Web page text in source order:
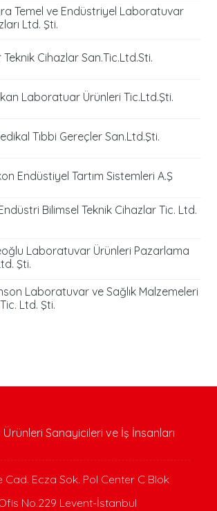
Temel ve Endüstriyel Laboratuvar
Ltd. Şti.
Cihazlar San.Tic.Ltd.Sti.
Laboratuar Ürünleri Tic.Ltd.Şti.
Tıbbi Gereçler San.Ltd.Şti.
Endüstiyel Tartım Sistemleri A.Ş
Bilimsel Teknik Cihazlar Tic. Ltd.
Laboratuvar Ürünleri Pazarlama
Şti.
Laboratuvar ve Sağlık Malzemeleri
Ltd. Şti.
Sanayicileri ve İş İnsanları
Cad. Ecza Sok. Pol Center C Blok
No.229 Levent-İstanbul